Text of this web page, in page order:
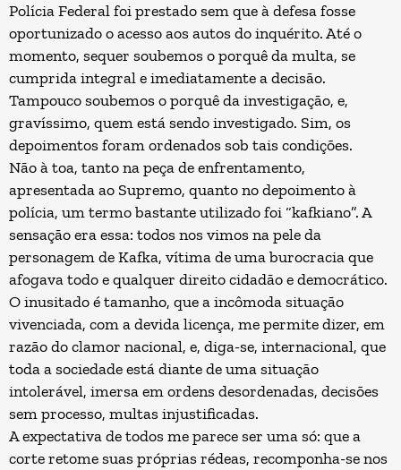
Polícia Federal foi prestado sem que à defesa fosse
oportunizado o acesso aos autos do inquérito. Até o
momento, sequer soubemos o porquê da multa, se
cumprida integral e imediatamente a decisão.
Tampouco soubemos o porquê da investigação, e,
gravíssimo, quem está sendo investigado. Sim, os
depoimentos foram ordenados sob tais condições.
Não à toa, tanto na peça de enfrentamento,
apresentada ao Supremo, quanto no depoimento à
polícia, um termo bastante utilizado foi “kafkiano”. A
sensação era essa: todos nos vimos na pele da
personagem de Kafka, vítima de uma burocracia que
afogava todo e qualquer direito cidadão e democrático.
O inusitado é tamanho, que a incômoda situação
vivenciada, com a devida licença, me permite dizer, em
razão do clamor nacional, e, diga-se, internacional, que
toda a sociedade está diante de uma situação
intolerável, imersa em ordens desordenadas, decisões
sem processo, multas injustificadas.
A expectativa de todos me parece ser uma só: que a
corte retome suas próprias rédeas, recomponha-se nos